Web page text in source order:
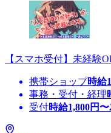
【スマホ受付】未経験
携帯ショップ時給
事務・受付・経理
受付時給1,800円〜